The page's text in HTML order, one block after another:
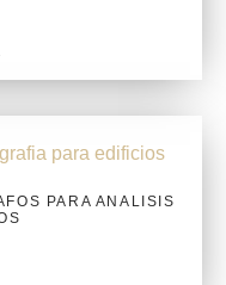
PARA ANALISIS